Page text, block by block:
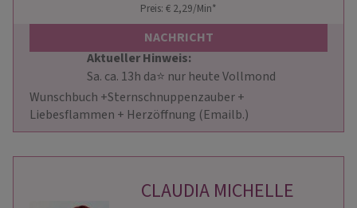
Preis: € 2,29/Min*
NACHRICHT
Aktueller Hinweis:
Wunschbuch +Sternschnuppenzauber +
Liebesflammen + Herzöffnung (Emailb.)
CLAUDIA MICHELLE